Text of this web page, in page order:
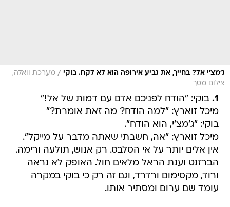
ג'מצ'י אל? בחייך, את גביע אירופה הוא לא לקח. בוקי / מערכת וואלה,
צילום מסך
1. בוקי: "הודח לפניכם אדם עם דמות של אל!"
מיכל זוארץ: "למה הודח? מה זאת אומרת?"
בוקי: "ג'מצ'י, הוא הודח".
מיכל זוארץ: "אה, חשבתי שאתה מדבר על מייקל".
אין אלים יותר על אי הסלבס. רק אנוש, תולעה ורימה.
הברזנט וענת הראל מלאים חול. האופק לא נראה
ורוד, מקסימום ורדרד, וגם זה רק כי בוקי במקרה
עומד שם ערום ומסתיר אותו.